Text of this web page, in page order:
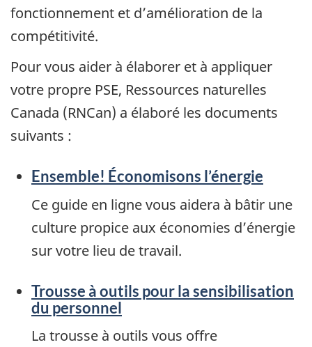
fonctionnement et d’amélioration de la
compétitivité.
Pour vous aider à élaborer et à appliquer
votre propre PSE, Ressources naturelles
Canada (RNCan) a élaboré les documents
suivants :
Ensemble! Économisons l’énergie
Ce guide en ligne vous aidera à bâtir une
culture propice aux économies d’énergie
sur votre lieu de travail.
Trousse à outils pour la sensibilisation
du personnel
La trousse à outils vous offre